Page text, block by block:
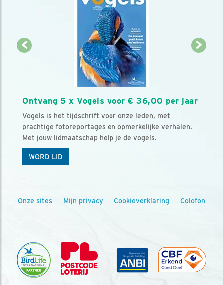
Ontvang 5 x Vogels voor € 36,00 per jaar
Vogels is het tijdschrift voor onze leden, met
prachtige fotoreportages en opmerkelijke verhalen.
Met jouw lidmaatschap help je de vogels.
WORD LID
Onze sites Mijn privacy Cookieverklaring Colofon